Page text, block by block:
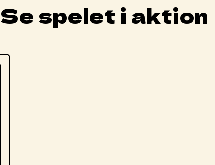
Se spelet i aktion